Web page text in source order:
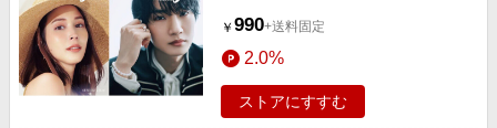
￥ 990+送料固定
2.0%
ストアにすすむ